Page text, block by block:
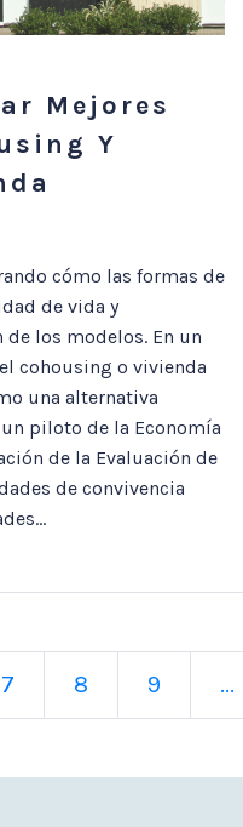
Mejores
Y
cómo las formas de
de vida y
los modelos. En un
cohousing o vivienda
una alternativa
piloto de la Economía
de la Evaluación de
de convivencia
7 8 9 ...